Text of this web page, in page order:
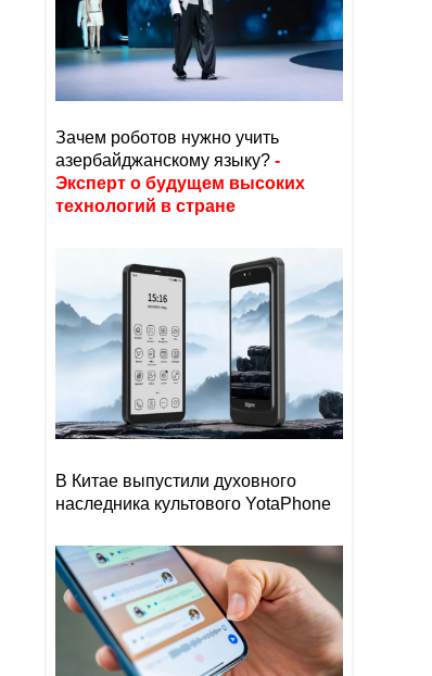
Зачем роботов нужно учить
азербайджанскому языку? -
Эксперт о будущем высоких
технологий в стране
В Китае выпустили духовного
наследника культового YotaPhone